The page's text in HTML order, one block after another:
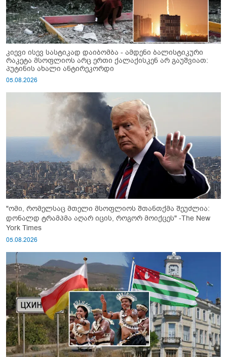
კიევი ისევ სასტიკად დაიბომბა - ამდენი ბალისტიკური
რაკეტა მსოფლიოს არც ერთი ქალაქისკენ არ გაუშვიათ:
პუტინის ახალი ანტირეკორდი
05.08.2026
"ომი, რომელსაც მთელი მსოფლიოს შთანთქმა შეუძლია:
დონალდ ტრამპმა აღარ იცის, როგორ მოიქცეს" -The New
York Times
05.08.2026